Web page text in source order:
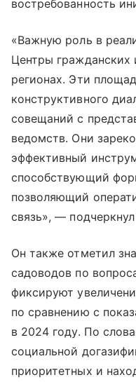
востребованность
«Важную роль в
Центры гражданских
регионах. Эти
конструктивного
совещаний с
ведомств. Они
эффективный
способствующий
позволяющий
связь», —
Он также отметил
садоводов по
фиксируют
по сравнению с
в 2024 году. По
социальной
приоритетных и